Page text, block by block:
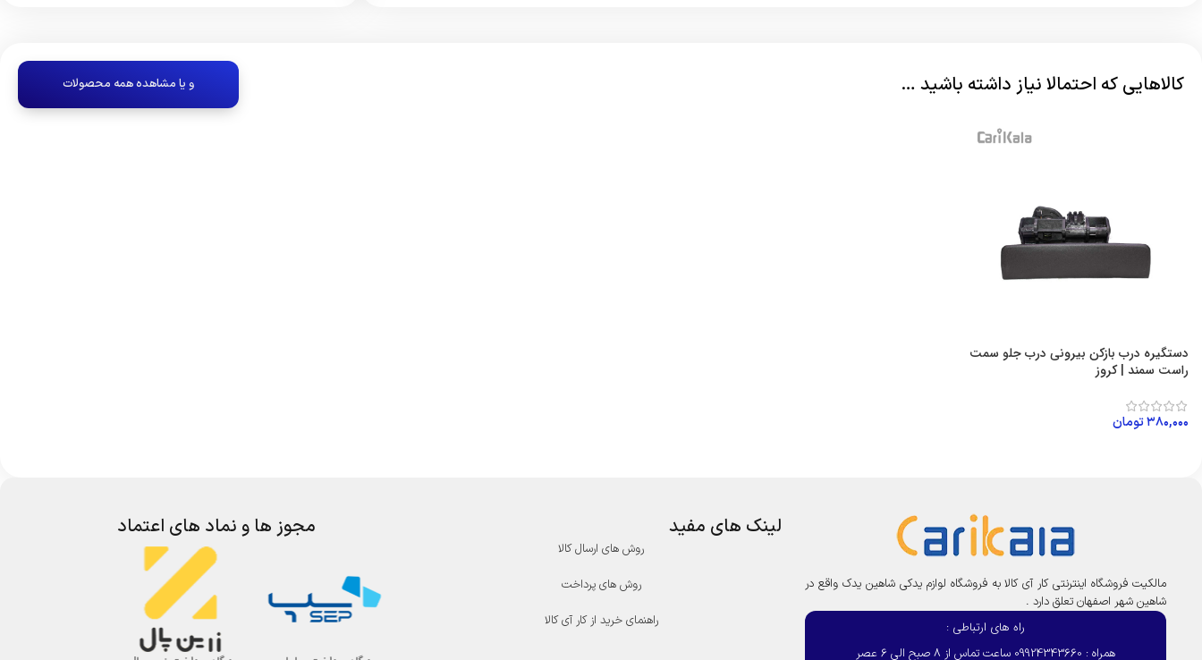
کالاهایی که احتمالا نیاز داشته باشید … و یا مشاهده همه محصولات
دستگیره درب بازکن بیرونی درب جلو سمت
راست سمند | کروز
۳۸۰,۰۰۰تومان
مالکیت فروشگاه اینترنتی کار آی کالا به فروشگاه لوازم یدکی شاهین یدک واقع در
شاهین شهر اصفهان تعلق دارد .
راه های ارتباطی :
همراه : 09924343660 ساعت تماس از 8 صبح الی 6 عصر
لینک های مفید
روش های ارسال کالا
روش های پرداخت
راهنمای خرید از کار آی کالا
مجوز ها و نماد های اعتماد